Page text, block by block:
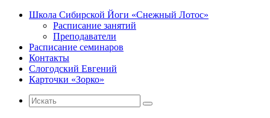
Школа Сибирской Йоги «Снежный Лотос»
Расписание занятий
Преподаватели
Расписание семинаров
Контакты
Слогодский Евгений
Карточки «Зорко»
Искать